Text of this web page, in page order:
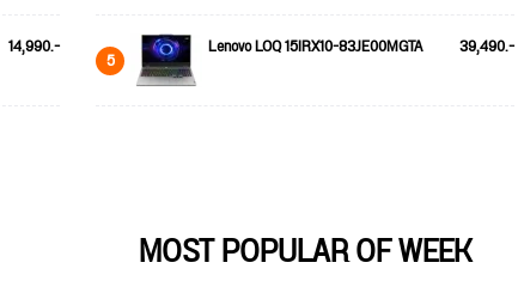
14,990.- 5 Lenovo LOQ 15IRX10-83JE00MGTA 39,490.-
MOST POPULAR OF WEEK